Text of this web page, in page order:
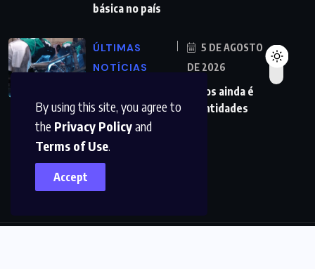
By using this site, you agree to
the Privacy Policyand
Terms of Use.
Accept
básica no país
ÚLTIMAS
NOTÍCIAS
5 DE AGOSTO
DE 2026
Redução da taxa de juros ainda é
insuficiente, avaliam entidades